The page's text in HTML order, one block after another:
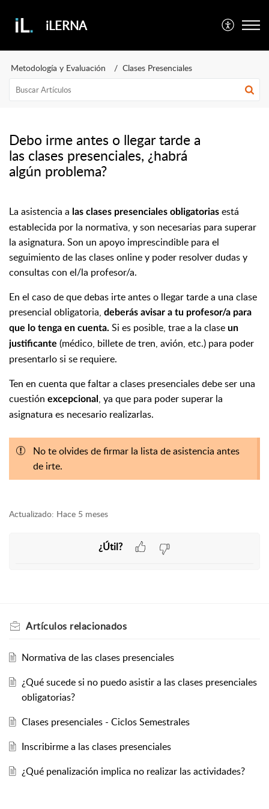
iLERNA
Metodología y Evaluación Clases Presenciales
Debo irme antes o llegar tarde a
las clases presenciales, ¿habrá
algún problema?
La asistencia a las clases presenciales obligatorias está
establecida por la normativa, y son necesarias para superar
la asignatura. Son un apoyo imprescindible para el
seguimiento de las clases online y poder resolver dudas y
consultas con el/la profesor/a.
En el caso de que debas irte antes o llegar tarde a una clase
presencial obligatoria, deberás avisar a tu profesor/a para
que lo tenga en cuenta. Si es posible, trae a la clase un
justificante (médico, billete de tren, avión, etc.) para poder
presentarlo si se requiere.
Ten en cuenta que faltar a clases presenciales debe ser una
cuestión excepcional , ya que para poder superar la
asignatura es necesario realizarlas.
No te olvides de firmar la lista de asistencia antes
de irte.
Actualizado: Hace 5 meses
¿Útil?
Artículos relacionados
Normativa de las clases presenciales
¿Qué sucede si no puedo asistir a las clases presenciales
obligatorias?
Clases presenciales - Ciclos Semestrales
Inscribirme a las clases presenciales
¿Qué penalización implica no realizar las actividades?